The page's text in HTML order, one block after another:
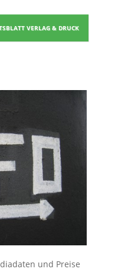
VERLAG & DRUCK
und Preise